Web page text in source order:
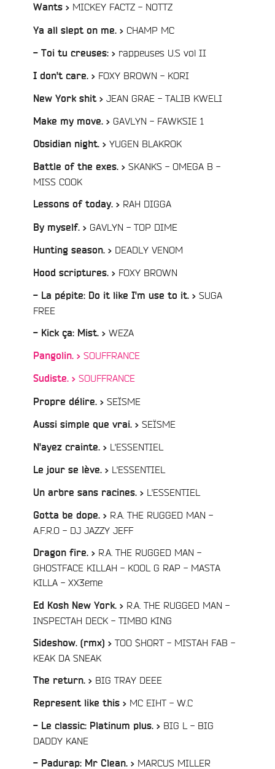
Wants > MICKEY FACTZ - NOTTZ/
Ya all slept on me. > CHAMP MC/
- Toi tu creuses: > rappeuses U.S vol II/
I don't care. > FOXY BROWN - KORI/
New York shit > JEAN GRAE - TALIB KWELI/
Make my move. > GAVLYN - FAWKSIE 1
Obsidian night. > YUGEN BLAKROK/
Battle of the exes. > SKANKS - OMEGA B -
MISS COOK/
Lessons of today. > RAH DIGGA/
By myself. > GAVLYN - TOP DIME/
Hunting season. > DEADLY VENOM
Hood scriptures. > FOXY BROWN
- La pépite: Do it like I'm use to it. > SUGA
FREE/
- Kick ça: Mist. > WEZA/
Pangolin. > SOUFFRANCE/
Sudiste. > SOUFFRANCE/
Propre délire. > SEÏSME/
Aussi simple que vrai. > SEÏSME/
N'ayez crainte. > L'ESSENTIEL
Le jour se lève. > L'ESSENTIEL
Un arbre sans racines. > L'ESSENTIEL
Gotta be dope. > R.A. THE RUGGED MAN -
A.F.R.O - DJ JAZZY JEFF/
Dragon fire. > R.A. THE RUGGED MAN -
GHOSTFACE KILLAH - KOOL G RAP - MASTA
KILLA - XX3eme/
Ed Kosh New York. > R.A. THE RUGGED MAN -
INSPECTAH DECK - TIMBO KING
Sideshow. (rmx) > TOO $HORT - MISTAH FAB -
KEAK DA SNEAK/
The return. > BIG TRAY DEEE/
Represent like this > MC EIHT - W.C/
- Le classic: Platinum plus. > BIG L - BIG
DADDY KANE/
- Padurap: Mr Clean. > MARCUS MILLER